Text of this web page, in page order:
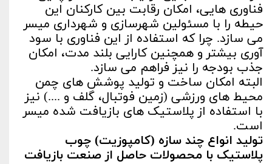
فناوری هایی، امکان رقابت بین کارکنان این
حیطه را با مسئولین شهرسازی و شهرداری میسر
می سازد. چرا که استفاده از این فناوری با سود
آوری بیشتر و همچنین کارایی بلند مدت، امکان
جذب بودجه را نیز فراهم می سازد.
البته امکان ساخت و تولید پوشش های چمن
محیط های ورزشی (زمین فوتبال، گلف و ....) نیز
با استفاده از پلاستیک های بازیافت شده میسر
است.
تولید انواع چند سازه (کامپوزیت) چوب
پلاستیک با محصولات حاصل از صنعت بازیافت